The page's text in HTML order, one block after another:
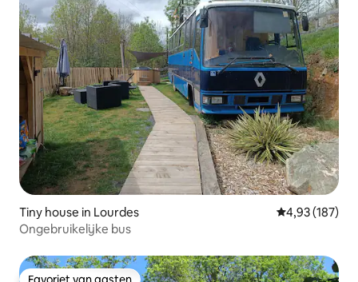
Tiny house in Lourdes Gemiddelde
4,93 (187)
Ongebruikelijke bus